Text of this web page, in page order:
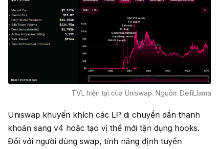
TVL hiện tại của Uniswap. Nguồn: DefiLlama
Uniswap khuyến khích các LP di chuyển dần thanh
khoản sang v4 hoặc tạo vị thế mới tận dụng hooks.
Đối với người dùng swap, tính năng định tuyến